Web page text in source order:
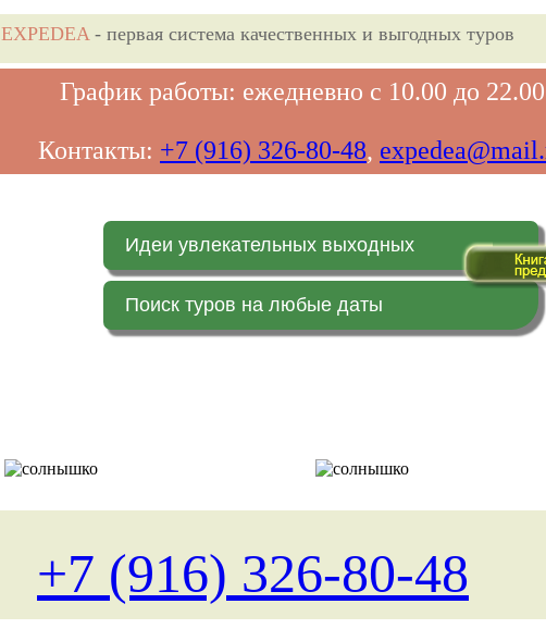
EXPEDEA- первая система качественных и выгодных туров
График работы: ежедневно с 10.00 до 22.00
Контакты: +7 (916) 326-80-48,
Идеи увлекательных выходных
Поиск туров на любые даты
+7 (916) 326-80-48